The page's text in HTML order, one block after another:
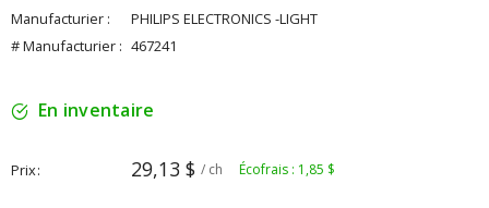
Manufacturier :
PHILIPS ELECTRONICS -LIGHT
# Manufacturier : 467241
En inventaire
Prix 29,13 $ / ch Écofrais : 1,85 $